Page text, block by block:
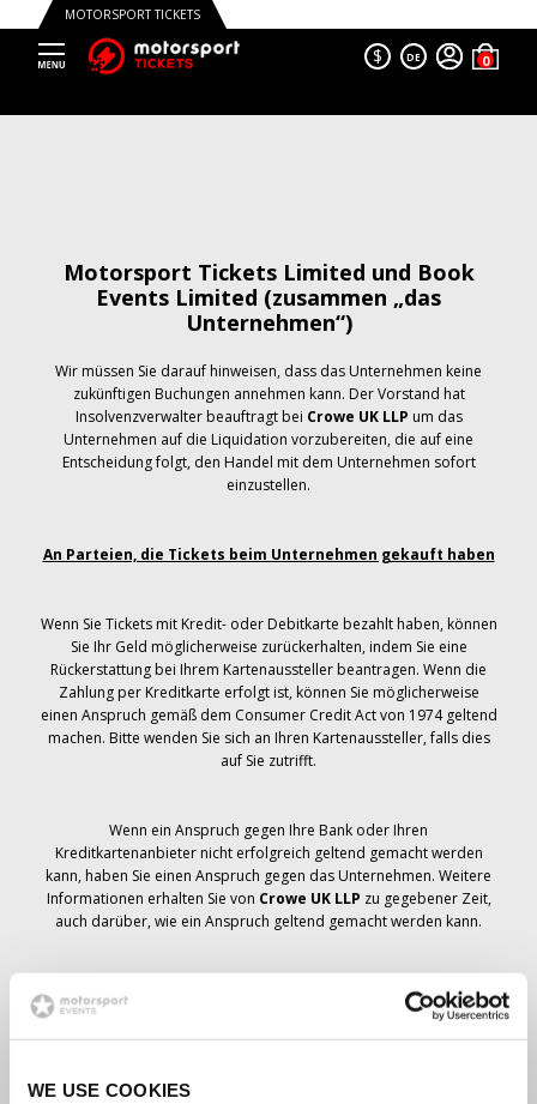
WE USE COOKIES
MOTORSPORT TICKETS
$ DE
Motorsport Tickets Limited und Book
Events Limited (zusammen „das
Unternehmen“)
Wir müssen Sie darauf hinweisen, dass das Unternehmen keine
zukünftigen Buchungen annehmen kann. Der Vorstand hat
Insolvenzverwalter beauftragt bei Crowe UK LLP um das
Unternehmen auf die Liquidation vorzubereiten, die auf eine
Entscheidung folgt, den Handel mit dem Unternehmen sofort
einzustellen.
An Parteien, die Tickets beim Unternehmen gekauft haben
Wenn Sie Tickets mit Kredit- oder Debitkarte bezahlt haben, können
Sie Ihr Geld möglicherweise zurückerhalten, indem Sie eine
Rückerstattung bei Ihrem Kartenaussteller beantragen. Wenn die
Zahlung per Kreditkarte erfolgt ist, können Sie möglicherweise
einen Anspruch gemäß dem Consumer Credit Act von 1974 geltend
machen. Bitte wenden Sie sich an Ihren Kartenaussteller, falls dies
auf Sie zutrifft.
Wenn ein Anspruch gegen Ihre Bank oder Ihren
Kreditkartenanbieter nicht erfolgreich geltend gemacht werden
kann, haben Sie einen Anspruch gegen das Unternehmen. Weitere
Informationen erhalten Sie von Crowe UK LLP zu gegebener Zeit,
auch darüber, wie ein Anspruch geltend gemacht werden kann.
Sie haben eine Stornierungsmitteilung
bezüglich Ihrer Ticketbestellung erhalten, Ihre Buchung wurde nicht
storniert und es wird erwartet, dass Sie die von Ihnen bestellten
Unternehmens arbeitet mit den Lieferanten zusammen, um